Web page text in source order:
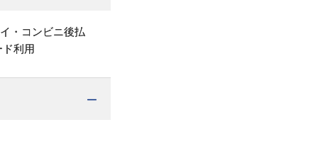
・コンビニ後払
利用